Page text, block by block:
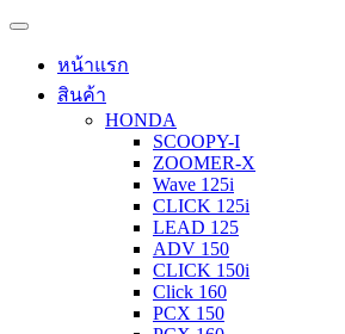
หน้าแรก
สินค้า
HONDA
SCOOPY-I
ZOOMER-X
Wave 125i
CLICK 125i
LEAD 125
ADV 150
CLICK 150i
Click 160
PCX 150